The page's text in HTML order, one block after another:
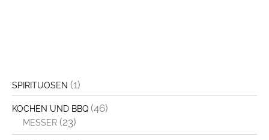
SPIRITUOSEN (1)
KOCHEN UND BBQ (46)
MESSER (23)